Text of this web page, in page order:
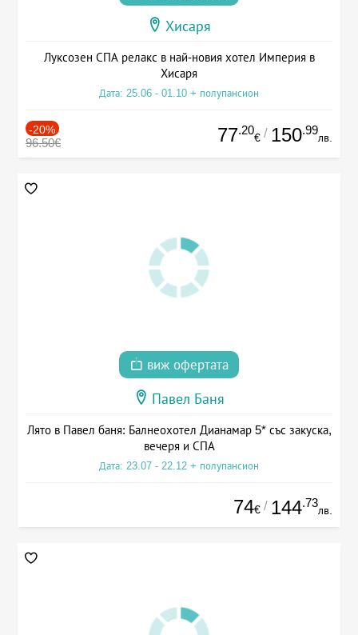
Хисаря
Луксозен СПА релакс в най-новия хотел Империя в
Хисаря
Дата: 25.06 - 01.10 + полупансион
-20%
96.50€ 77.20
€ / 150.99
лв.
виж офертата
Павел Баня
Лято в Павел баня: Балнеохотел Дианамар 5* със закуска,
вечеря и СПА
Дата: 23.07 - 22.12 + полупансион
74€ / 144.73
лв.